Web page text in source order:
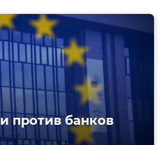
против банков